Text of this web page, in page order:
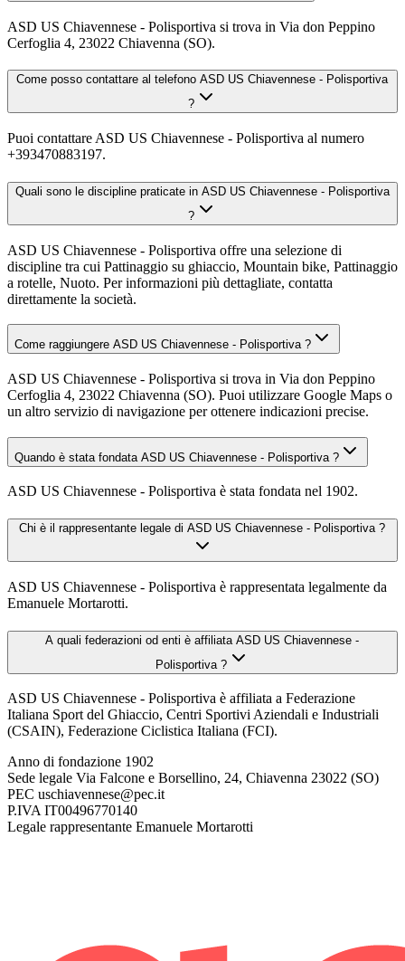
ASD US Chiavennese - Polisportiva si trova in Via don Peppino
Cerfoglia 4, 23022 Chiavenna (SO).
Come posso contattare al telefono ASD US Chiavennese - Polisportiva
?
Puoi contattare ASD US Chiavennese - Polisportiva al numero
+393470883197.
Quali sono le discipline praticate in ASD US Chiavennese - Polisportiva
?
ASD US Chiavennese - Polisportiva offre una selezione di
discipline tra cui Pattinaggio su ghiaccio, Mountain bike, Pattinaggio
a rotelle, Nuoto. Per informazioni più dettagliate, contatta
direttamente la società.
Come raggiungere ASD US Chiavennese - Polisportiva ?
ASD US Chiavennese - Polisportiva si trova in Via don Peppino
Cerfoglia 4, 23022 Chiavenna (SO). Puoi utilizzare Google Maps o
un altro servizio di navigazione per ottenere indicazioni precise.
Quando è stata fondata ASD US Chiavennese - Polisportiva ?
ASD US Chiavennese - Polisportiva è stata fondata nel 1902.
Chi è il rappresentante legale di ASD US Chiavennese - Polisportiva ?
ASD US Chiavennese - Polisportiva è rappresentata legalmente da
Emanuele Mortarotti.
A quali federazioni od enti è affiliata ASD US Chiavennese -
Polisportiva ?
ASD US Chiavennese - Polisportiva è affiliata a Federazione
Italiana Sport del Ghiaccio, Centri Sportivi Aziendali e Industriali
(CSAIN), Federazione Ciclistica Italiana (FCI).
Anno di fondazione 1902
Sede legale Via Falcone e Borsellino, 24, Chiavenna 23022 (SO)
PEC uschiavennese@pec.it
P.IVA IT00496770140
Legale rappresentante Emanuele Mortarotti